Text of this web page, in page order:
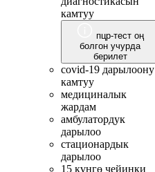
камтуу
пцр-тест оң
болгон учурда
берилет
covid-19 дарылоону
камтуу
медициналык
жардам
амбулатордук
дарылоо
стационардык
дарылоо
15 күнгө чейинки